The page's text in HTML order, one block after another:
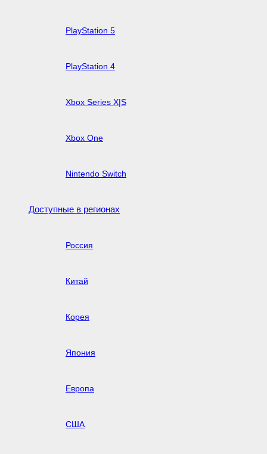
PlayStation 5
PlayStation 4
Xbox Series X|S
Xbox One
Nintendo Switch
Доступные в регионах
Россия
Китай
Корея
Япония
Европа
США